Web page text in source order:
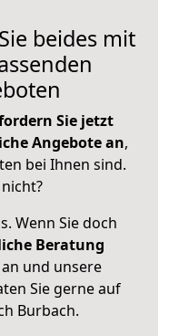
beides mit
Sie jetzt
Angebote an,
bei Ihnen sind.
Wenn Sie doch
Beratung
und unsere
Sie gerne auf
Burbach.